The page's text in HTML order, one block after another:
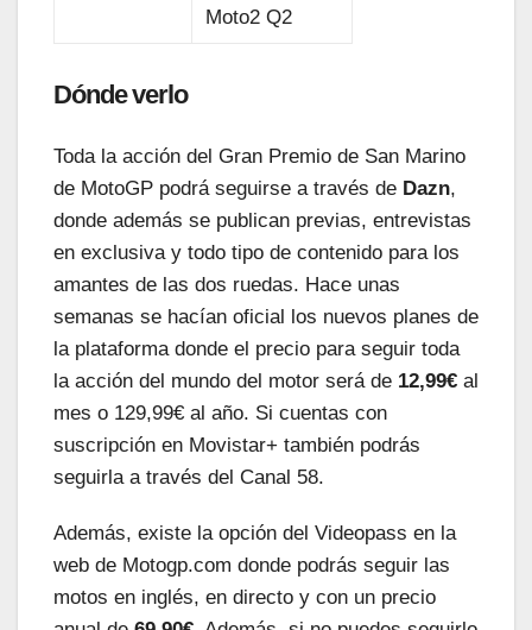
Moto2 Q2
Dónde verlo
Toda la acción del Gran Premio de San Marino
de MotoGP podrá seguirse a través de Dazn,
donde además se publican previas, entrevistas
en exclusiva y todo tipo de contenido para los
amantes de las dos ruedas. Hace unas
semanas se hacían oficial los nuevos planes de
la plataforma donde el precio para seguir toda
la acción del mundo del motor será de 12,99€ al
mes o 129,99€ al año. Si cuentas con
suscripción en Movistar+ también podrás
seguirla a través del Canal 58.
Además, existe la opción del Videopass en la
web de Motogp.com donde podrás seguir las
motos en inglés, en directo y con un precio